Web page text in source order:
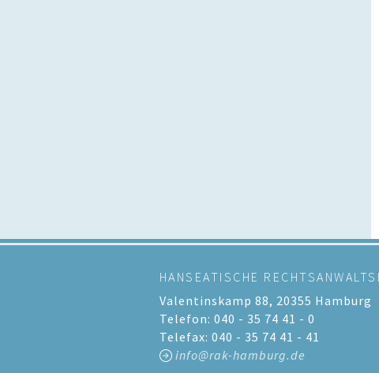
HANSEATISCHE
Valentinskamp 88, 20355 Hamburg
Telefon: 040 - 35 74 41 - 0
Telefax: 040 - 35 74 41 - 41
info@rak-hamburg.de